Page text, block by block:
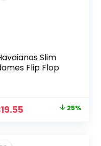
Slim
Flip Flop
19.55 25%